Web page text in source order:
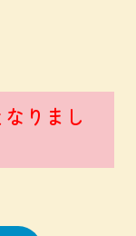
りまし